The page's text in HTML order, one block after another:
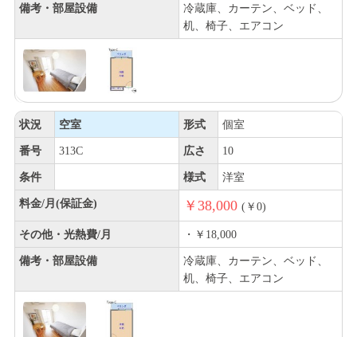
備考・部屋設備
冷蔵庫、カーテン、ベッド、
机、椅子、エアコン
状況 空室 形式 個室
番号 313C 広さ 10
条件 様式 洋室
料金/月(保証金) ￥38,000 (￥0)
その他・光熱費/月 ・￥18,000
備考・部屋設備
冷蔵庫、カーテン、ベッド、
机、椅子、エアコン